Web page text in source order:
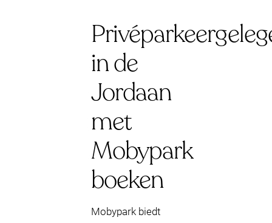
in de
Jordaan
met
Mobypark
boeken
Mobypark biedt